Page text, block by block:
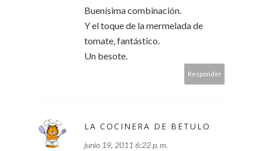
Buenísima combinación.
Y el toque de la mermelada de
tomate, fantástico.
Un besote.
Responder
LA COCINERA DE BETULO
junio 19, 2011 6:22 p. m.